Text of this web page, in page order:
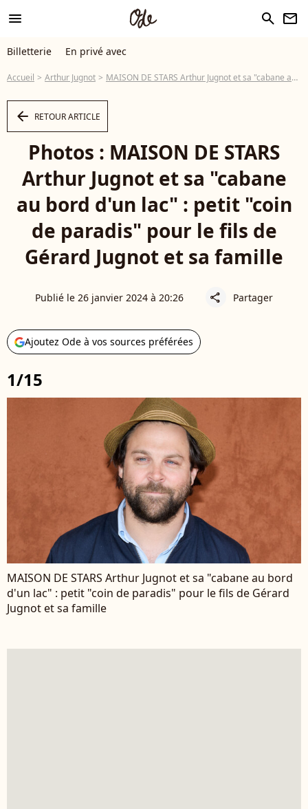
menu search newsletter
Billetterie En privé avec
Accueil Arthur Jugnot MAISON DE STARS Arthur Jugnot et sa "cabane au bord d'un lac" : petit "coin de paradis" pour le fils de Gérard Jugnot et sa famille
arrow_left RETOUR ARTICLE
Photos : MAISON DE STARS
Arthur Jugnot et sa "cabane
au bord d'un lac" : petit "coin
de paradis" pour le fils de
Gérard Jugnot et sa famille
Publié le 26 janvier 2024 à 20:26 share Partager
Ajoutez Ode à vos sources préférées
1/15
MAISON DE STARS Arthur Jugnot et sa "cabane au bord
d'un lac" : petit "coin de paradis" pour le fils de Gérard
Jugnot et sa famille